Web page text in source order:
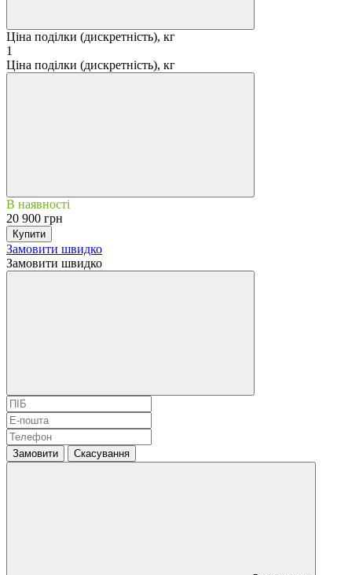
Ціна поділки (дискретність), кг
1
Ціна поділки (дискретність), кг
В наявності
20 900 грн
Купити
Замовити швидко
Замовити швидко
Замовити Скасування